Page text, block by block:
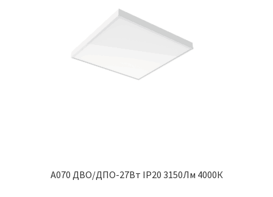
A070 ДВО/ДПО-27Вт IP20 3150Лм 4000К